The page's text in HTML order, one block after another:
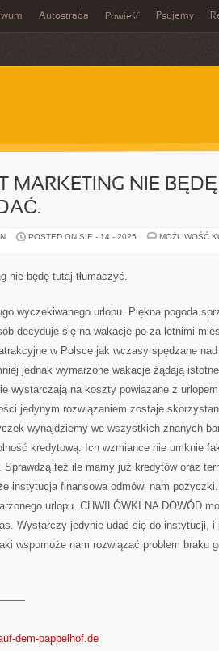
Autostrada Powieść Psujemy
MARKETING NIE
POSTED ON SIE - 14 - 2025
MOŻLIWOŚĆ
nie będę tutaj tłumaczyć.
wyczekiwanego urlopu. Piękna pogoda
decyduje się na wakacje po za letnimi
w Polsce jak wczasy spędzane
jednak wymarzone wakacje żądają
wystarczają na koszty powiązane z
jedynym rozwiązaniem zostaje
wynajdziemy we wszystkich znanych
kredytową. Ich wzmiance nie umknie
Sprawdzą też ile mamy już kredytów oraz
instytucja finansowa odmówi nam
urlopu. CHWILÓWKI NA DOWÓD
Wystarczy jedynie udać się do instytucji, i
wspomoże nam rozwiązać problem braku
dem-pappelhof.de